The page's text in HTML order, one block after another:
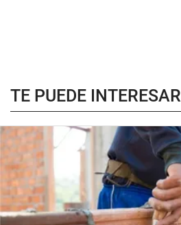
TE PUEDE INTERESAR